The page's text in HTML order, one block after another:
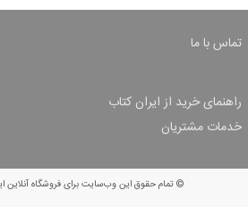
تماس با ما
راهنمای خرید از ایران کتاب
ثبت سفارش
شرایط ارسال سفارش
شیوه پرداخت
تخفیف‌های خرید
خدمات مشتریان
© تمام حقوق این وب‌سایت برای فروشگاه